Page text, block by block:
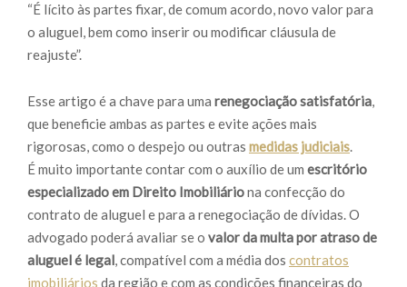
“É lícito às partes fixar, de comum acordo, novo valor para
o aluguel, bem como inserir ou modificar cláusula de
reajuste”.
Esse artigo é a chave para uma renegociação satisfatória,
que beneficie ambas as partes e evite ações mais
rigorosas, como o despejo ou outras medidas judiciais.
É muito importante contar com o auxílio de um escritório
especializado em Direito Imobiliáriona confecção do
contrato de aluguel e para a renegociação de dívidas. O
advogado poderá avaliar se o valor da multa por atraso de
aluguel é legal, compatível com a média dos contratos
imobiliários da região e com as condições financeiras do